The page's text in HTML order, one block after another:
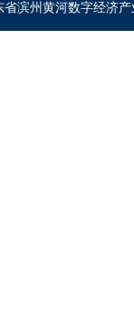
滨州黄河数字经济产